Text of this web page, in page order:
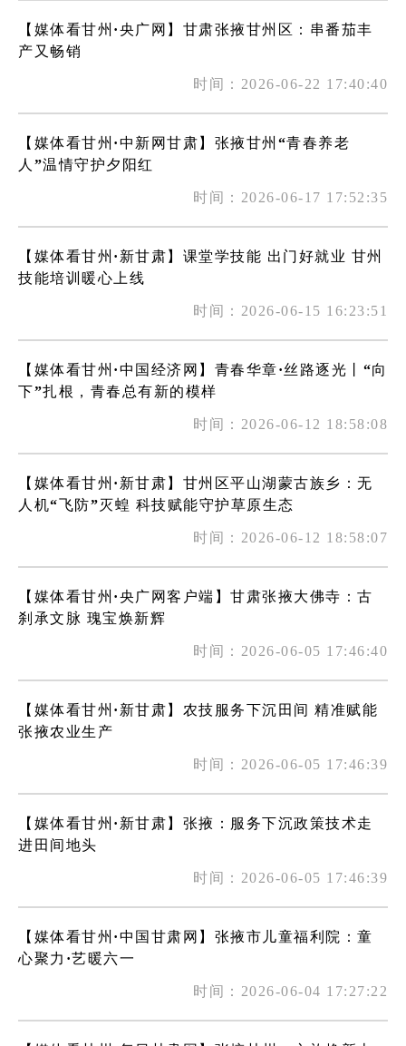
【媒体看甘州·央广网】甘肃张掖甘州区：串番茄丰
产又畅销
时间：2026-06-22 17:40:40
【媒体看甘州·中新网甘肃】张掖甘州“青春养老
人”温情守护夕阳红
时间：2026-06-17 17:52:35
【媒体看甘州·新甘肃】课堂学技能 出门好就业 甘州
技能培训暖心上线
时间：2026-06-15 16:23:51
【媒体看甘州·中国经济网】青春华章·丝路逐光丨“向
下”扎根，青春总有新的模样
时间：2026-06-12 18:58:08
【媒体看甘州·新甘肃】甘州区平山湖蒙古族乡：无
人机“飞防”灭蝗 科技赋能守护草原生态
时间：2026-06-12 18:58:07
【媒体看甘州·央广网客户端】甘肃张掖大佛寺：古
刹承文脉 瑰宝焕新辉
时间：2026-06-05 17:46:40
【媒体看甘州·新甘肃】农技服务下沉田间 精准赋能
张掖农业生产
时间：2026-06-05 17:46:39
【媒体看甘州·新甘肃】张掖：服务下沉政策技术走
进田间地头
时间：2026-06-05 17:46:39
【媒体看甘州·中国甘肃网】张掖市儿童福利院：童
心聚力·艺暖六一
时间：2026-06-04 17:27:22